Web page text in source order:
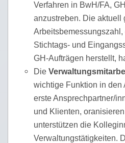
Verfahren in BwH/FA,
anzustreben. Die aktuell
Stichtags- und
GH-Aufträgen herstellt,
Die
wichtige Funktion in den
erste Ansprechpartner/
und Klienten,
unterstützen die
Verwaltungstätigkeiten.